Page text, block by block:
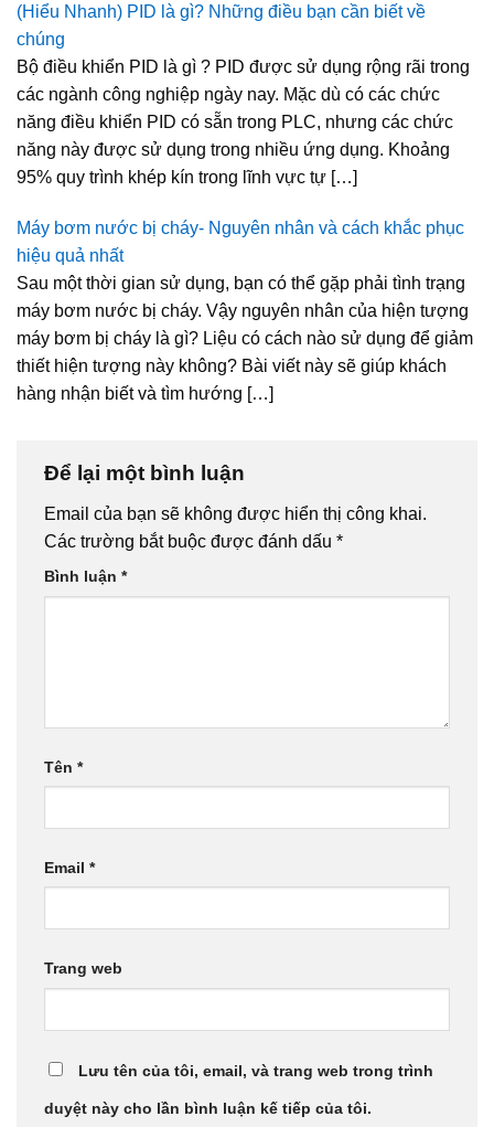
(Hiểu Nhanh) PID là gì? Những điều bạn cần biết về
chúng
Bộ điều khiển PID là gì ? PID được sử dụng rộng rãi trong
các ngành công nghiệp ngày nay. Mặc dù có các chức
năng điều khiển PID có sẵn trong PLC, nhưng các chức
năng này được sử dụng trong nhiều ứng dụng. Khoảng
95% quy trình khép kín trong lĩnh vực tự […]
Máy bơm nước bị cháy- Nguyên nhân và cách khắc phục
hiệu quả nhất
Sau một thời gian sử dụng, bạn có thể gặp phải tình trạng
máy bơm nước bị cháy. Vậy nguyên nhân của hiện tượng
máy bơm bị cháy là gì? Liệu có cách nào sử dụng để giảm
thiết hiện tượng này không? Bài viết này sẽ giúp khách
hàng nhận biết và tìm hướng […]
Để lại một bình luận
Email của bạn sẽ không được hiển thị công khai.
Các trường bắt buộc được đánh dấu *
Bình luận *
Tên *
Email *
Trang web
Lưu tên của tôi, email, và trang web trong trình
duyệt này cho lần bình luận kế tiếp của tôi.